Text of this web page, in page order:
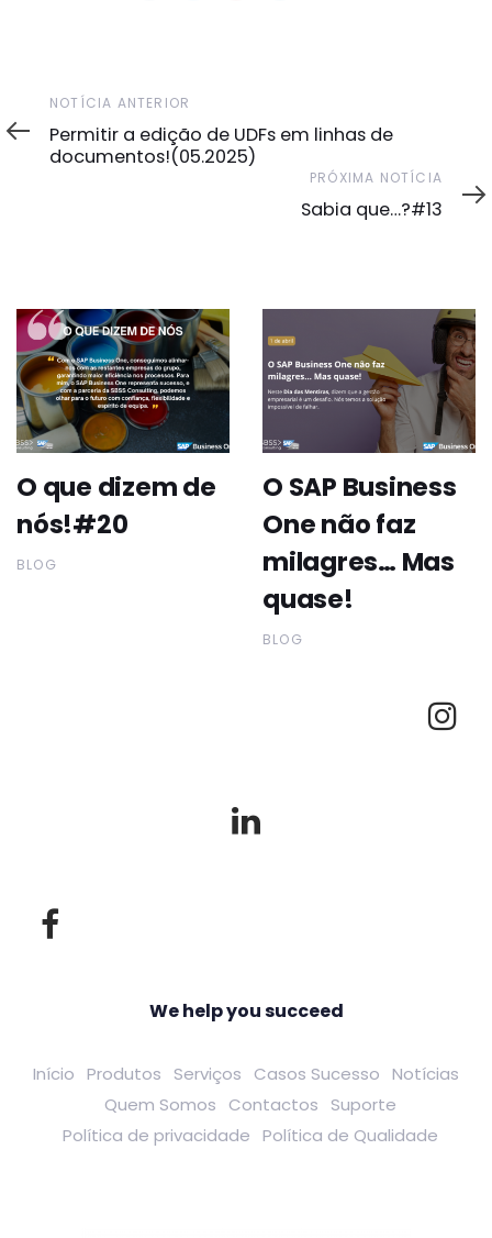
Notícia
Anterior
NOTÍCIA ANTERIOR
Permitir a edição de UDFs em linhas de
documentos!(05.2025)
Próxima
Notícia
PRÓXIMA NOTÍCIA
Sabia que…?#13
O que dizem de
nós!#20
BLOG
O SAP Business
One não faz
milagres… Mas
quase!
BLOG
We help you succeed
Início Produtos Serviços Casos Sucesso Notícias
Quem Somos
Contactos
Suporte
Política de privacidade Política de Qualidade